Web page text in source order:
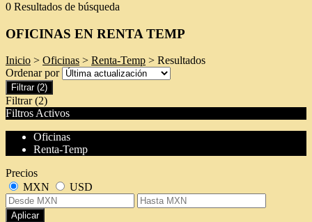
0 Resultados de búsqueda
OFICINAS EN RENTA TEMP
Inicio > Oficinas > Renta-Temp > Resultados
Ordenar por
Filtrar (2)
Filtrar (2)
Filtros Activos
Oficinas
Renta-Temp
Precios
MXN
USD
Aplicar